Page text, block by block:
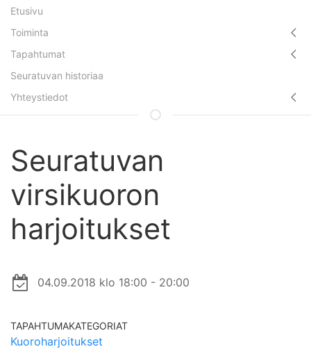
Etusivu
Toiminta
Tapahtumat
Seuratuvan historiaa
Yhteystiedot
Seuratuvan
virsikuoron
harjoitukset
04.09.2018 klo 18:00 - 20:00
TAPAHTUMAKATEGORIAT
Kuoroharjoitukset